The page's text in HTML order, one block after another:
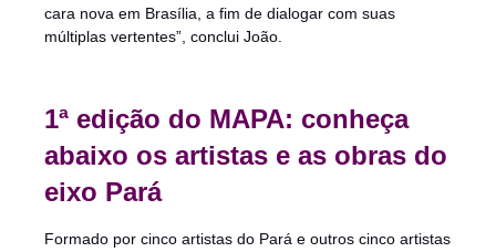
cara nova em Brasília, a fim de dialogar com suas
múltiplas vertentes”, conclui João.
1ª edição do MAPA: conheça
abaixo os artistas e as obras do
eixo Pará
Formado por cinco artistas do Pará e outros cinco artistas